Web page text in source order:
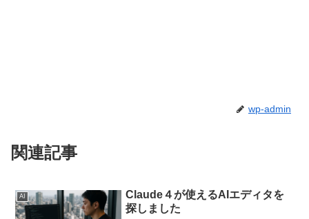
wp-admin
関連記事
AI
Claude４が使えるAIエディタを
探しました